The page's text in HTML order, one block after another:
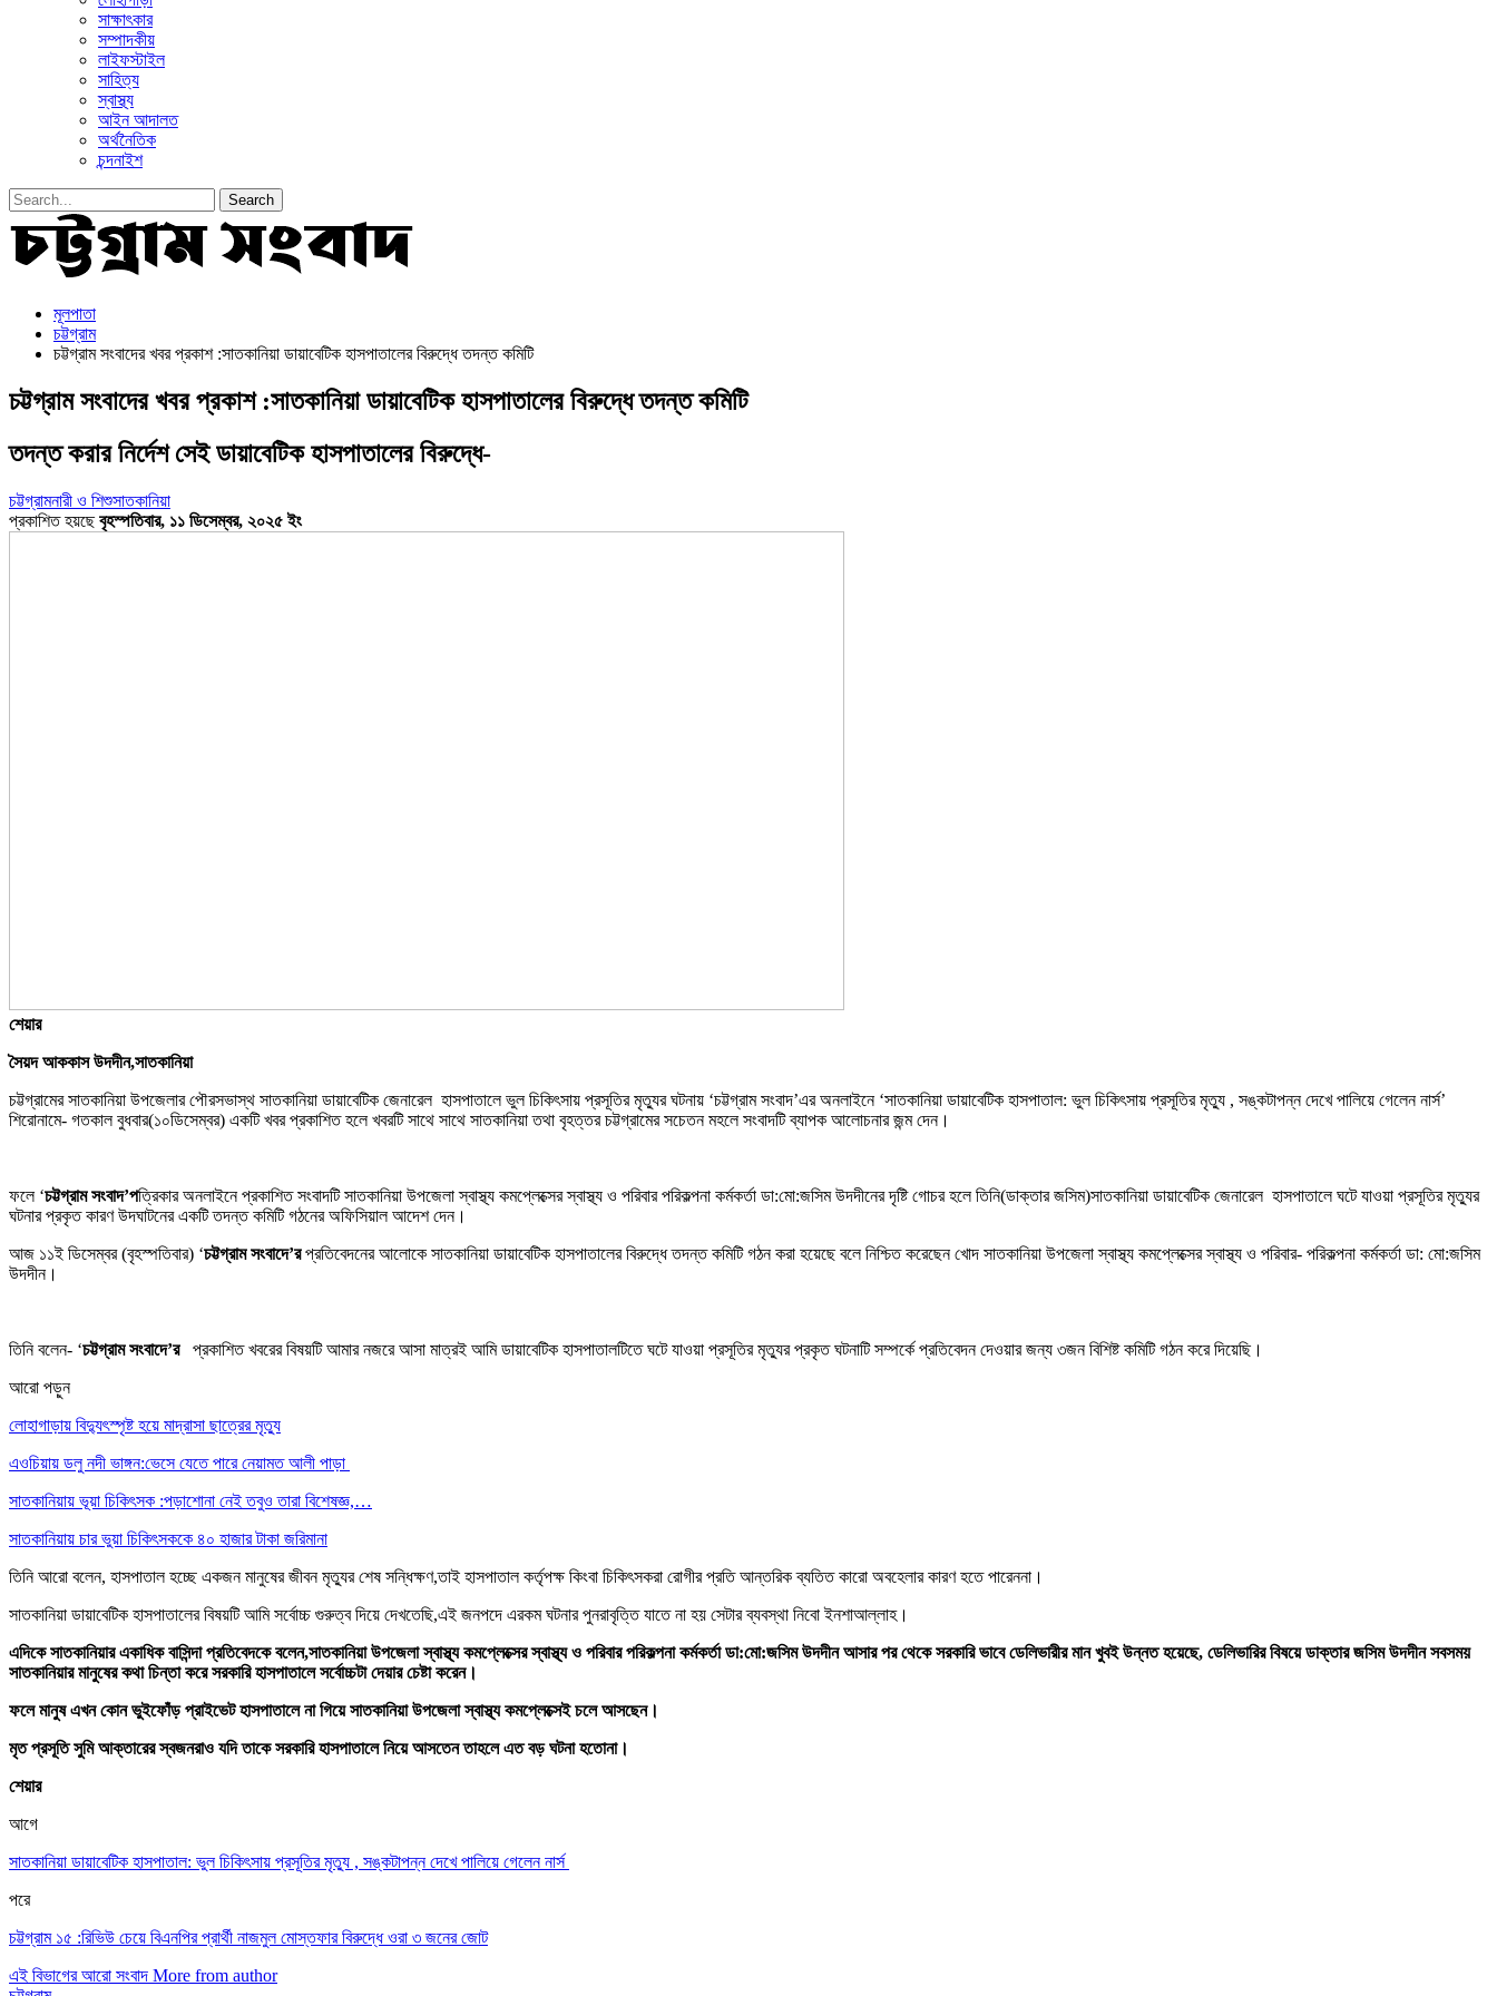
সাক্ষাৎকার
সম্পাদকীয়
লাইফস্টাইল
সাহিত্য
স্বাস্থ্য
আইন আদালত
অর্থনৈতিক
চন্দনাইশ
মূলপাতা
চট্টগ্রাম
চট্টগ্রাম সংবাদের খবর প্রকাশ :সাতকানিয়া ডায়াবেটিক হাসপাতালের বিরুদ্ধে তদন্ত কমিটি
চট্টগ্রাম সংবাদের খবর প্রকাশ :সাতকানিয়া ডায়াবেটিক হাসপাতালের বিরুদ্ধে তদন্ত কমিটি
তদন্ত করার নির্দেশ সেই ডায়াবেটিক হাসপাতালের বিরুদ্ধে-
চট্টগ্রামনারী ও শিশুসাতকানিয়া
প্রকাশিত হয়ছেবৃহস্পতিবার, ১১ ডিসেম্বর, ২০২৫ ইং
শেয়ার
সৈয়দ আককাস উদদীন,সাতকানিয়া
চট্টগ্রামের সাতকানিয়া উপজেলার পৌরসভাস্থ সাতকানিয়া ডায়াবেটিক জেনারেল হাসপাতালে ভুল চিকিৎসায় প্রসূতির মৃত্যুর ঘটনায় ‘চট্টগ্রাম সংবাদ’এর অনলাইনে ‘সাতকানিয়া ডায়াবেটিক হাসপাতাল: ভুল চিকিৎসায় প্রসূতির মৃত্যু , সঙ্কটাপন্ন দেখে পালিয়ে গেলেন নার্স’
শিরোনামে- গতকাল বুধবার(১০ডিসেম্বর) একটি খবর প্রকাশিত হলে খবরটি সাথে সাথে সাতকানিয়া তথা বৃহত্তর চট্টগ্রামের সচেতন মহলে সংবাদটি ব্যাপক আলোচনার জন্ম দেন।
ফলে ‘চট্টগ্রাম সংবাদ’পত্রিকার অনলাইনে প্রকাশিত সংবাদটি সাতকানিয়া উপজেলা স্বাস্থ্য কমপ্লেক্সের স্বাস্থ্য ও পরিবার পরিকল্পনা কর্মকর্তা ডা:মো:জসিম উদদীনের দৃষ্টি গোচর হলে তিনি(ডাক্তার জসিম)সাতকানিয়া ডায়াবেটিক জেনারেল হাসপাতালে ঘটে যাওয়া প্রসূতির মৃত্যুর
ঘটনার প্রকৃত কারণ উদঘাটনের একটি তদন্ত কমিটি গঠনের অফিসিয়াল আদেশ দেন।
আজ ১১ই ডিসেম্বর (বৃহস্পতিবার) ‘চট্টগ্রাম সংবাদে’রপ্রতিবেদনের আলোকে সাতকানিয়া ডায়াবেটিক হাসপাতালের বিরুদ্ধে তদন্ত কমিটি গঠন করা হয়েছে বলে নিশ্চিত করেছেন খোদ সাতকানিয়া উপজেলা স্বাস্থ্য কমপ্লেক্সের স্বাস্থ্য ও পরিবার- পরিকল্পনা কর্মকর্তা ডা: মো:জসিম
উদদীন।
তিনি বলেন- ‘চট্টগ্রাম সংবাদে’রপ্রকাশিত খবরের বিষয়টি আমার নজরে আসা মাত্রই আমি ডায়াবেটিক হাসপাতালটিতে ঘটে যাওয়া প্রসূতির মৃত্যুর প্রকৃত ঘটনাটি সম্পর্কে প্রতিবেদন দেওয়ার জন্য ৩জন বিশিষ্ট কমিটি গঠন করে দিয়েছি।
আরো পড়ুন
লোহাগাড়ায় বিদ্যুৎস্পৃষ্ট হয়ে মাদ্রাসা ছাত্রের মৃত্যু
এওচিয়ায় ডলু নদী ভাঙ্গন:ভেসে যেতে পারে নেয়ামত আলী পাড়া
সাতকানিয়ায় ভূয়া চিকিৎসক :পড়াশোনা নেই তবুও তারা বিশেষজ্ঞ,…
সাতকানিয়ায় চার ভুয়া চিকিৎসককে ৪০ হাজার টাকা জরিমানা
তিনি আরো বলেন, হাসপাতাল হচ্ছে একজন মানুষের জীবন মৃত্যুর শেষ সন্ধিক্ষণ,তাই হাসপাতাল কর্তৃপক্ষ কিংবা চিকিৎসকরা রোগীর প্রতি আন্তরিক ব্যতিত কারো অবহেলার কারণ হতে পারেননা।
সাতকানিয়া ডায়াবেটিক হাসপাতালের বিষয়টি আমি সর্বোচ্চ গুরুত্ব দিয়ে দেখতেছি,এই জনপদে এরকম ঘটনার পুনরাবৃত্তি যাতে না হয় সেটার ব্যবস্থা নিবো ইনশাআল্লাহ।
এদিকে সাতকানিয়ার একাধিক বাসিন্দা প্রতিবেদকে বলেন,সাতকানিয়া উপজেলা স্বাস্থ্য কমপ্লেক্সের স্বাস্থ্য ও পরিবার পরিকল্পনা কর্মকর্তা ডা:মো:জসিম উদদীন আসার পর থেকে সরকারি ভাবে ডেলিভারীর মান খুবই উন্নত হয়েছে, ডেলিভারির বিষয়ে ডাক্তার জসিম উদদীন সবসময়
সাতকানিয়ার মানুষের কথা চিন্তা করে সরকারি হাসপাতালে সর্বোচ্চটা দেয়ার চেষ্টা করেন।
ফলে মানুষ এখন কোন ভুইফোঁড় প্রাইভেট হাসপাতালে না গিয়ে সাতকানিয়া উপজেলা স্বাস্থ্য কমপ্লেক্সেই চলে আসছেন।
মৃত প্রসূতি সুমি আক্তারের স্বজনরাও যদি তাকে সরকারি হাসপাতালে নিয়ে আসতেন তাহলে এত বড় ঘটনা হতোনা।
শেয়ার
আগে
সাতকানিয়া ডায়াবেটিক হাসপাতাল: ভুল চিকিৎসায় প্রসূতির মৃত্যু , সঙ্কটাপন্ন দেখে পালিয়ে গেলেন নার্স
পরে
চট্টগ্রাম ১৫ :রিভিউ চেয়ে বিএনপির প্রার্থী নাজমুল মোস্তফার বিরুদ্ধে ওরা ৩ জনের জোট
এই বিভাগের আরো সংবাদ More from author